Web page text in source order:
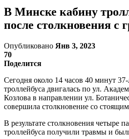
В Минске кабину
после столкновения с
Опубликовано Янв 3, 2023
70
Поделится
Сегодня около 14 часов 40 минут 37-
троллейбуса двигалась по ул.
Козлова в направлении ул.
совершила столкновение со
В результате столкновения четыре
троллейбуса получили травмы и